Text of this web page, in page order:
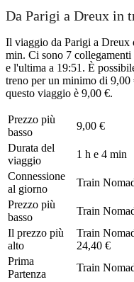
Da Parigi a Dreux in
Il viaggio da Parigi a Dreux
min. Ci sono 7
e l'ultima a 19:51. È
treno per un minimo di
questo viaggio è 9,00 €.
Prezzo più
basso
9,00 €
Durata del
viaggio
1 h e 4 min
Connessione
al giorno
Train
Prezzo più
basso
Train
Il prezzo più
alto
Train
24,40 €
Prima
Partenza
Train